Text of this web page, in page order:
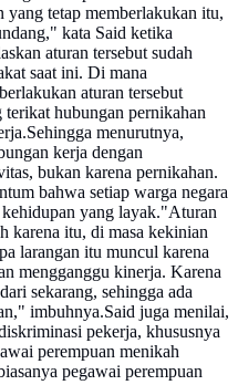
yang tetap memberlakukan itu,
kata Said ketika
aturan tersebut sudah
saat ini. Di mana
aturan tersebut
hubungan pernikahan
menurutnya,
kerja dengan
bukan karena pernikahan.
bahwa setiap warga negara
kehidupan yang layak."Aturan
karena itu, di masa kekinian
larangan itu muncul karena
mengganggu kinerja. Karena
sekarang, sehingga ada
imbuhnya.Said juga menilai,
pekerja, khususnya
perempuan menikah
pegawai perempuan